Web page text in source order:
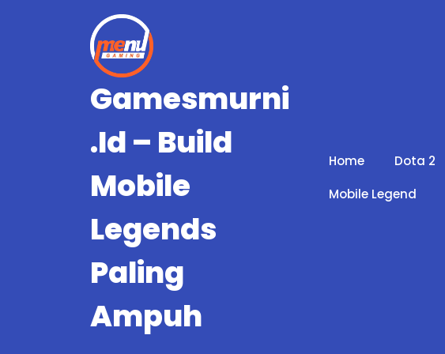
Gamesmurni
.id – Build
Mobile
Legends
Paling
Ampuh
Home Dota 2
Mobile Legend